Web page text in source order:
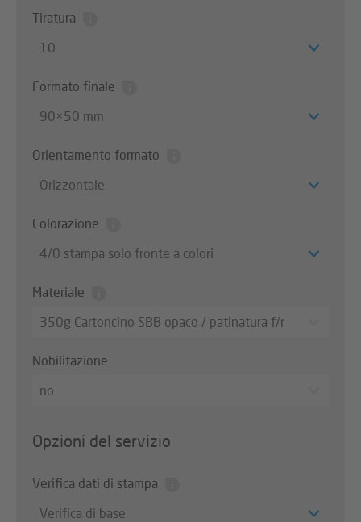
Tiratura
10
Formato finale
90×50 mm
Orientamento formato
Orizzontale
Colorazione
4/0 stampa solo fronte a colori
Materiale
350g Cartoncino SBB opaco / patinatura f/r
Nobilitazione
no
Opzioni del servizio
Verifica dati di stampa
Verifica di base